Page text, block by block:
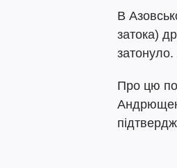
В
затока)
затонуло.
Про цю